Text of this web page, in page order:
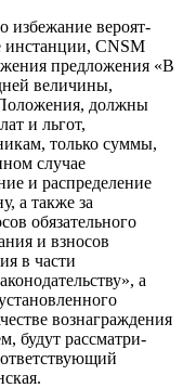
избежание вероят­
инстанции, CNSM
предложения «В
величины,
должны
и льгот,
только суммы,
случае
и рас­пределение
а также за
обязательного
и взносов
в части
а
вознагражде­ния
будут рассматри­